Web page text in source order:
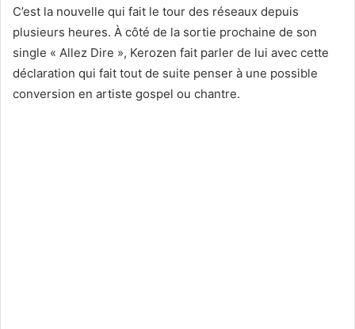
C’est la nouvelle qui fait le tour des réseaux depuis
plusieurs heures. À côté de la sortie prochaine de son
single « Allez Dire », Kerozen fait parler de lui avec cette
déclaration qui fait tout de suite penser à une possible
conversion en artiste gospel ou chantre.